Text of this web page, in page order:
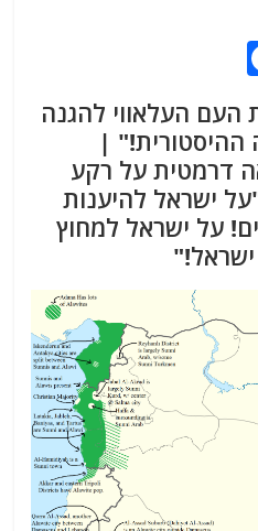
c
e
b
o
o
העלאווי להגנה
|
דרמטית על רקע
ישראל להיענות
על ישראל למחוץ